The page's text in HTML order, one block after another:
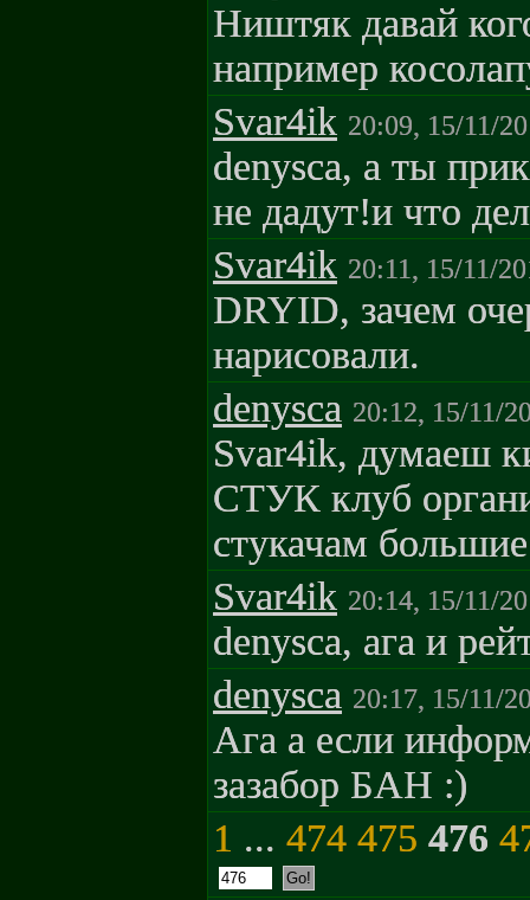
Ништяк давай
например
Svar4ik 20:09, 15/11/
denysca, а ты
не дадут!и что
Svar4ik 20:11, 15/11/
DRYID, зачем
нарисовали.
denysca 20:12, 15/11/
Svar4ik, думаеш
СТУК клуб
стукачам
Svar4ik 20:14, 15/11/
denysca, ага и
denysca 20:17, 15/11/
Ага а если
зазабор БАН :)
1 ... 474 475 476